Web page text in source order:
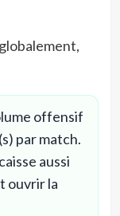
offensif
par match.
aussi
ouvrir la